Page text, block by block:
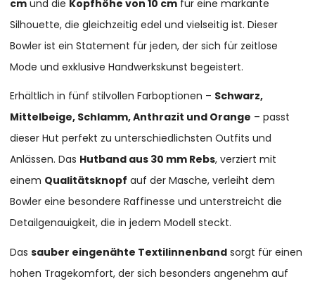
cm und die Kopfhöhe von 10 cm für eine markante
Silhouette, die gleichzeitig edel und vielseitig ist. Dieser
Bowler ist ein Statement für jeden, der sich für zeitlose
Mode und exklusive Handwerkskunst begeistert.
Erhältlich in fünf stilvollen Farboptionen – Schwarz,
Mittelbeige, Schlamm, Anthrazit und Orange – passt
dieser Hut perfekt zu unterschiedlichsten Outfits und
Anlässen. Das Hutband aus 30 mm Rebs, verziert mit
einem Qualitätsknopf auf der Masche, verleiht dem
Bowler eine besondere Raffinesse und unterstreicht die
Detailgenauigkeit, die in jedem Modell steckt.
Dassauber eingenähte Textilinnenband sorgt für einen
hohen Tragekomfort, der sich besonders angenehm auf